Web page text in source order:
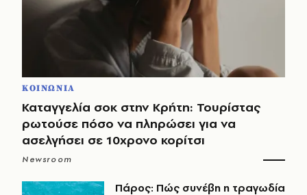
ΚΟΙΝΩΝΙΑ
Καταγγελία σοκ στην Κρήτη: Τουρίστας
ρωτούσε πόσο να πληρώσει για να
ασελγήσει σε 10χρονο κορίτσι
Newsroom
Πάρος: Πώς συνέβη η τραγωδία